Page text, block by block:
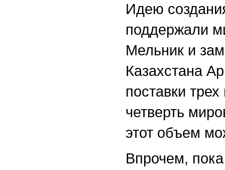
Идею
поддержали
Мельник и
Казахстана
поставки
четверть
этот объем
Впрочем,